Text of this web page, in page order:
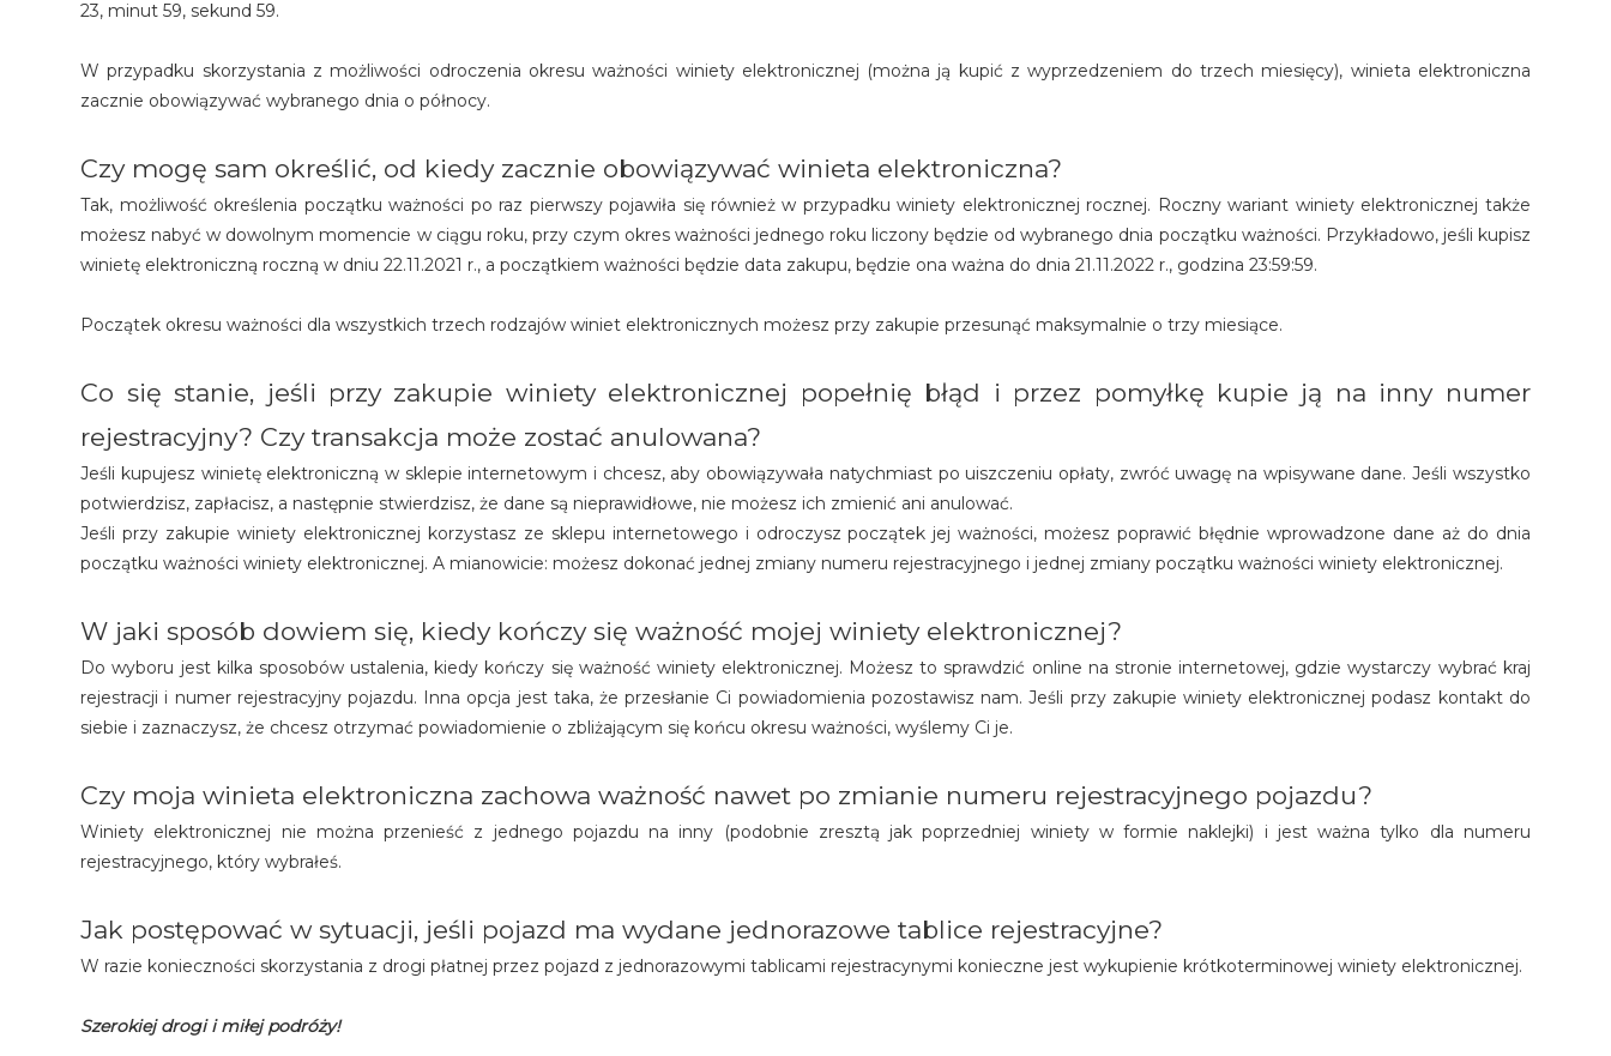
23, minut 59, sekund 59.
W przypadku skorzystania z możliwości odroczenia okresu ważności winiety elektronicznej (można ją kupić z wyprzedzeniem do trzech miesięcy), winieta elektroniczna
zacznie obowiązywać wybranego dnia o północy.
Czy mogę sam określić, od kiedy zacznie obowiązywać winieta elektroniczna?
Tak, możliwość określenia początku ważności po raz pierwszy pojawiła się również w przypadku winiety elektronicznej rocznej. Roczny wariant winiety elektronicznej także
możesz nabyć w dowolnym momencie w ciągu roku, przy czym okres ważności jednego roku liczony będzie od wybranego dnia początku ważności. Przykładowo, jeśli kupisz
winietę elektroniczną roczną w dniu 22.11.2021 r., a początkiem ważności będzie data zakupu, będzie ona ważna do dnia 21.11.2022 r., godzina 23:59:59.
Początek okresu ważności dla wszystkich trzech rodzajów winiet elektronicznych możesz przy zakupie przesunąć maksymalnie o trzy miesiące.
Co się stanie, jeśli przy zakupie winiety elektronicznej popełnię błąd i przez pomyłkę kupie ją na inny numer
rejestracyjny? Czy transakcja może zostać anulowana?
Jeśli kupujesz winietę elektroniczną w sklepie internetowym i chcesz, aby obowiązywała natychmiast po uiszczeniu opłaty, zwróć uwagę na wpisywane dane. Jeśli wszystko
potwierdzisz, zapłacisz, a następnie stwierdzisz, że dane są nieprawidłowe, nie możesz ich zmienić ani anulować.
Jeśli przy zakupie winiety elektronicznej korzystasz ze sklepu internetowego i odroczysz początek jej ważności, możesz poprawić błędnie wprowadzone dane aż do dnia
początku ważności winiety elektronicznej. A mianowicie: możesz dokonać jednej zmiany numeru rejestracyjnego i jednej zmiany początku ważności winiety elektronicznej.
W jaki sposób dowiem się, kiedy kończy się ważność mojej winiety elektronicznej?
Do wyboru jest kilka sposobów ustalenia, kiedy kończy się ważność winiety elektronicznej. Możesz to sprawdzić online na stronie internetowej, gdzie wystarczy wybrać kraj
rejestracji i numer rejestracyjny pojazdu. Inna opcja jest taka, że przesłanie Ci powiadomienia pozostawisz nam. Jeśli przy zakupie winiety elektronicznej podasz kontakt do
siebie i zaznaczysz, że chcesz otrzymać powiadomienie o zbliżającym się końcu okresu ważności, wyślemy Ci je.
Czy moja winieta elektroniczna zachowa ważność nawet po zmianie numeru rejestracyjnego pojazdu?
Winiety elektronicznej nie można przenieść z jednego pojazdu na inny (podobnie zresztą jak poprzedniej winiety w formie naklejki) i jest ważna tylko dla numeru
rejestracyjnego, który wybrałeś.
Jak postępować w sytuacji, jeśli pojazd ma wydane jednorazowe tablice rejestracyjne?
W razie konieczności skorzystania z drogi płatnej przez pojazd z jednorazowymi tablicami rejestracynymi konieczne jest wykupienie krótkoterminowej winiety elektronicznej.
Szerokiej drogi i miłej podróży!